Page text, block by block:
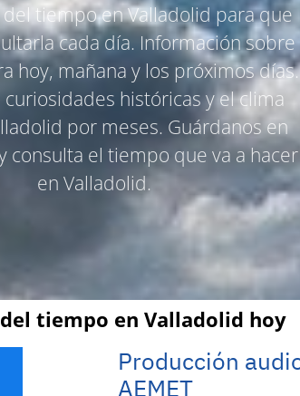
tiempo en Valladolid para que
cada día. Información sobre
hoy, mañana y los próximos días.
históricas y el clima
por meses. Guárdanos en
consulta el tiempo que va a hacer
en Valladolid.
tiempo en Valladolid hoy